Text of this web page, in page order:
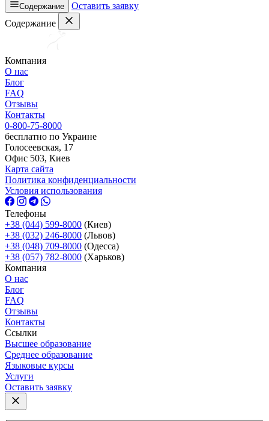
Содержание
Оставить заявку
Содержание
Компания
О нас
Блог
FAQ
Отзывы
Контакты
0-800-75-8000
бесплатно по Украине
Голосеевская, 17
Офис 503, Киев
Карта сайта
Политика конфиденциальности
Условия использования
Телефоны
+38 (044) 599-8000 (Киев)
+38 (032) 246-8000 (Львов)
+38 (048) 709-8000 (Одесcа)
+38 (057) 782-8000 (Харьков)
Компания
О нас
Блог
FAQ
Отзывы
Контакты
Ссылки
Высшее образование
Среднее образование
Языковые курсы
Услуги
Оставить заявку